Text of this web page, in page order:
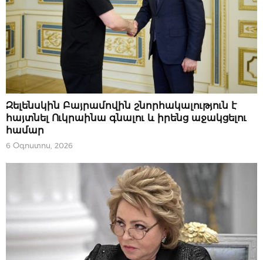
ՔԱՂԱՔԱԿԱՆՈՒԹՅՈՒՆ
Զելենսկին Բայրամովին շնորհակալություն է
հայտնել Ուկրաինա գնալու և իրենց աջակցելու
համար
6 Օգոստոս, 2026